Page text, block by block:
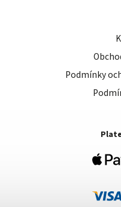
Podmínky